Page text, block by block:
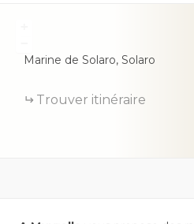
Marine de Solaro, Solaro
Trouver itinéraire